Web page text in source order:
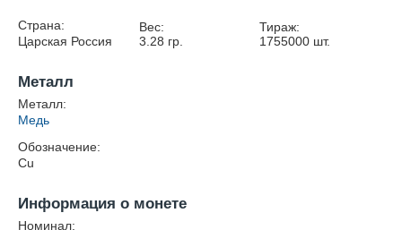
Страна:
Царская Россия
Вес:
3.28 гр.
Тираж:
1755000 шт.
Металл
Металл:
Медь
Обозначение:
Cu
Информация о монете
Номинал: